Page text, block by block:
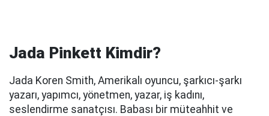
Jada Pinkett Kimdir?
Jada Koren Smith, Amerikalı oyuncu, şarkıcı-şarkı
yazarı, yapımcı, yönetmen, yazar, iş kadını,
seslendirme sanatçısı. Babası bir müteahhit ve